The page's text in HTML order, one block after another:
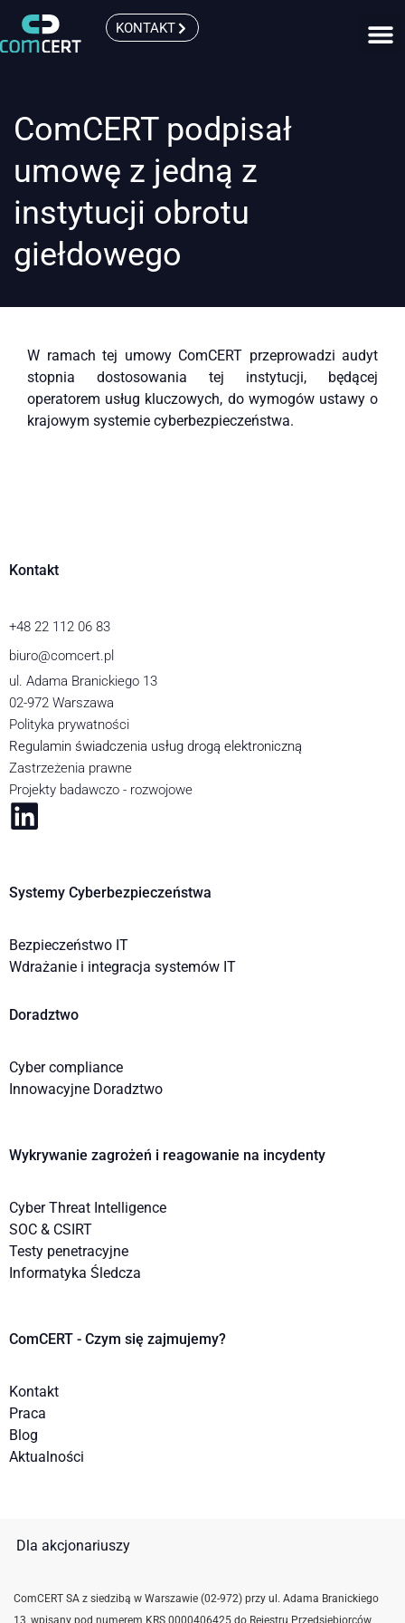
KONTAKT
ComCERT podpisał
umowę z jedną z
instytucji obrotu
giełdowego
W ramach tej umowy ComCERT przeprowadzi audyt
stopnia dostosowania tej instytucji, będącej
operatorem usług kluczowych, do wymogów ustawy o
krajowym systemie cyberbezpieczeństwa.
Kontakt
+48 22 112 06 83
biuro@comcert.pl
ul. Adama Branickiego 13
02-972 Warszawa
Polityka prywatności
Regulamin świadczenia usług drogą elektroniczną
Zastrzeżenia prawne
Projekty badawczo - rozwojowe
Systemy Cyberbezpieczeństwa
Bezpieczeństwo IT
Wdrażanie i integracja systemów IT
Doradztwo
Cyber compliance
Innowacyjne Doradztwo
Wykrywanie zagrożeń i reagowanie na incydenty
Cyber Threat Intelligence
SOC & CSIRT
Testy penetracyjne
Informatyka Śledcza
ComCERT - Czym się zajmujemy?
Kontakt
Praca
Blog
Aktualności
Dla akcjonariuszy
ComCERT SA z siedzibą w Warszawie (02-972) przy ul. Adama Branickiego
13, wpisany pod numerem KRS 0000406425 do Rejestru Przedsiębiorców